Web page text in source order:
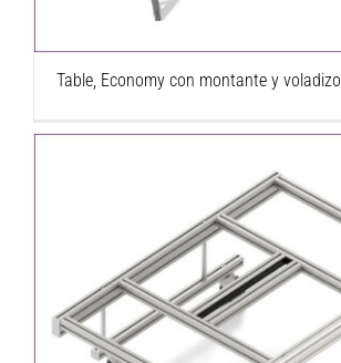
Table, Economy con montante y voladizo
Carro base MiR